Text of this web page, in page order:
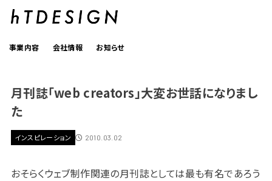
事業内容 会社情報 お知らせ
月刊誌「web creators」大変お世話になりまし
た
インスピレーション 2010.03.02
おそらくウェブ制作関連の月刊誌としては最も有名であろう